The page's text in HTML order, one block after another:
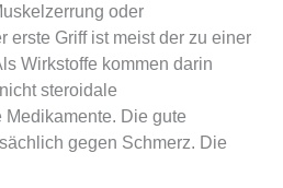
oder
erste Griff ist meist der zu einer
Wirkstoffe kommen darin
steroidale
Die gute
gegen Schmerz. Die